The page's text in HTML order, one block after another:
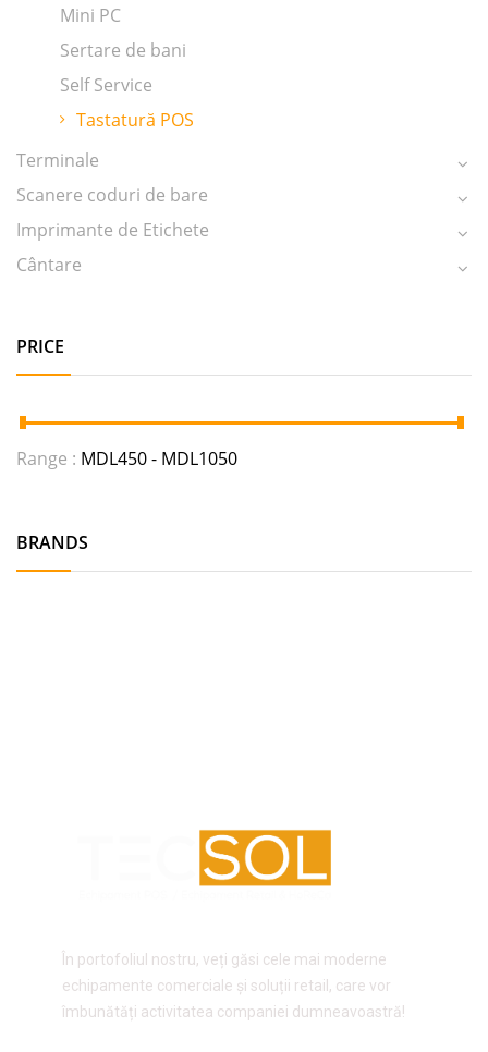
Mini PC
Sertare de bani
Self Service
Tastatură POS
Terminale
Scanere coduri de bare
Imprimante de Etichete
Cântare
PRICE
Range : MDL450 - MDL1050
BRANDS
În portofoliul nostru, veți găsi cele mai moderne
echipamente comerciale și soluții retail, care vor
îmbunătăți activitatea companiei dumneavoastră!